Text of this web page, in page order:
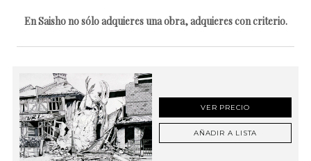
En Saisho no sólo adquieres una obra, adquieres con criterio.
VER PRECIO
AÑADIR A LISTA